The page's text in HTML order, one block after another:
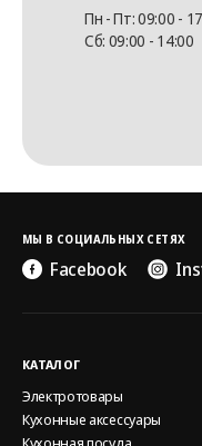
Пн - Пт: 09:00 -
Сб: 09:00 - 14:00
МЫ В СОЦИАЛЬНЫХ СЕТЯХ
Facebook
КАТАЛОГ
Электротовары
Кухонные аксессуары